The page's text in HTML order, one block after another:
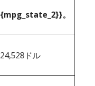
{mpg_state_2}}。
24,528ドル